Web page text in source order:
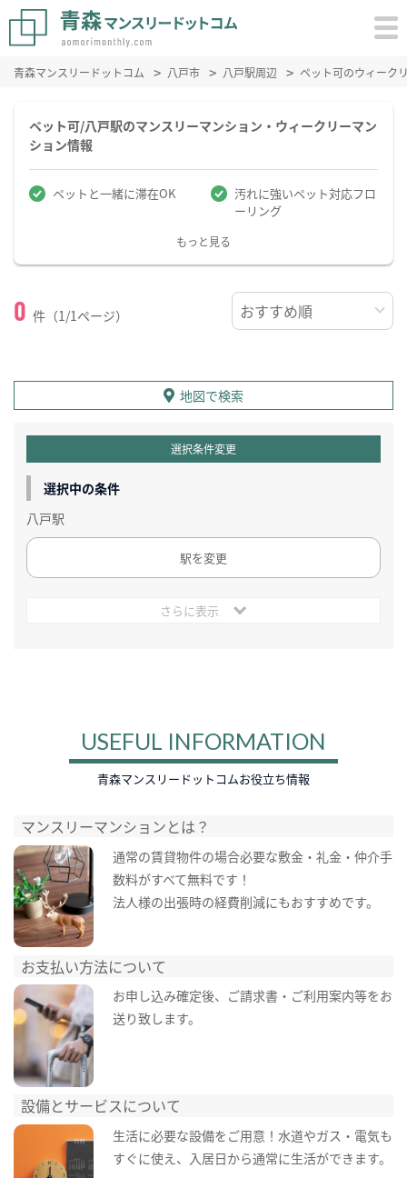
青森マンスリードットコム 八戸市 八戸駅周辺 ペット可のウィーク
ペット可/八戸駅のマンスリーマンション・ウィークリーマン
ション情報
ペットと一緒に滞在OK
汚れに強いペット対応フロ
ーリング
もっと見る
0 件（1/1ページ）
地図で検索
選択条件変更
選択中の条件
八戸駅
駅を変更
さらに表示
USEFUL INFORMATION
青森マンスリードットコムお役立ち情報
マンスリーマンションとは？
通常の賃貸物件の場合必要な敷金・礼金・仲介手
数料がすべて無料です！
法人様の出張時の経費削減にもおすすめです。
お支払い方法について
お申し込み確定後、ご請求書・ご利用案内等をお
送り致します。
設備とサービスについて
生活に必要な設備をご用意！水道やガス・電気も
すぐに使え、入居日から通常に生活ができます。